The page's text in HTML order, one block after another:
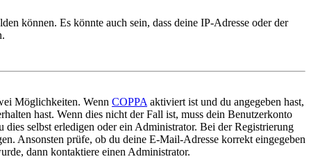
können. Es könnte auch sein, dass deine IP-Adresse oder der
Möglichkeiten. Wenn COPPA aktiviert ist und du angegeben hast,
hast. Wenn dies nicht der Fall ist, muss dein Benutzerkonto
selbst erledigen oder ein Administrator. Bei der Registrierung
Ansonsten prüfe, ob du deine E-Mail-Adresse korrekt eingegeben
dann kontaktiere einen Administrator.